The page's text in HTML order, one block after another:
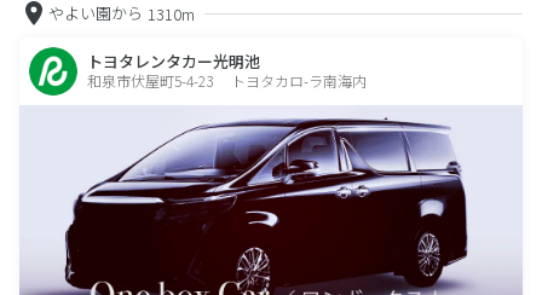
やよい園から 1310m
トヨタレンタカー光明池
和泉市伏屋町5-4-23 トヨタカロ-ラ南海内